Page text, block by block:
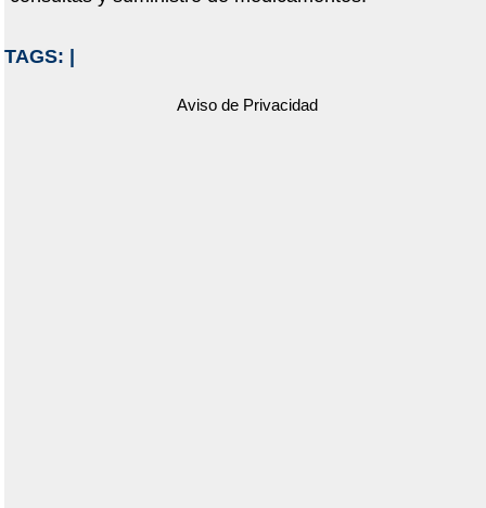
TAGS:
Aviso de Privacidad